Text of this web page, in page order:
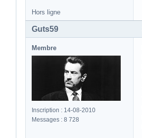
Hors ligne
Guts59
Membre
Inscription : 14-08-2010
Messages : 8 728